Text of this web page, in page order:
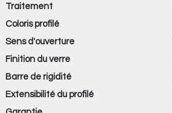
Traitement
Coloris profilé
Sens d'ouverture
Finition du verre
Barre de rigidité
Extensibilité du profilé